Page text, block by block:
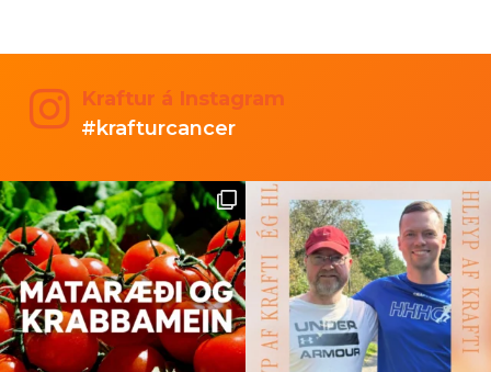
Kraftur á Instagram
#krafturcancer